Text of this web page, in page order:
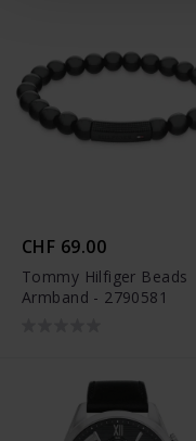
CHF 69.00
Tommy Hilfiger Beads
Armband - 2790581